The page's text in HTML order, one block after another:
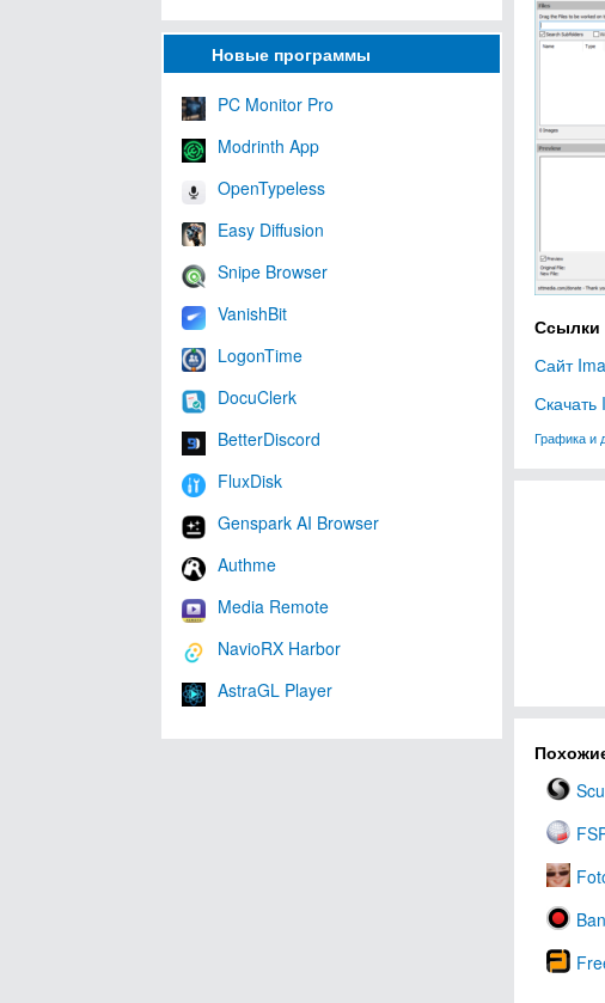
Новые программы
PC Monitor Pro
Modrinth App
OpenTypeless
Easy Diffusion
Snipe Browser
VanishBit
LogonTime
DocuClerk
BetterDiscord
FluxDisk
Genspark AI Browser
Authme
Media Remote
NavioRX Harbor
AstraGL Player
Ссылки
Сайт
Скачать
Графика и